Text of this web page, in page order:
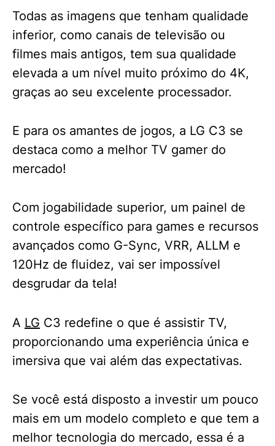
Todas as imagens que tenham qualidade
inferior, como canais de televisão ou
filmes mais antigos, tem sua qualidade
elevada a um nível muito próximo do 4K,
graças ao seu excelente processador.
E para os amantes de jogos, a LG C3 se
destaca como a melhor TV gamer do
mercado!
Com jogabilidade superior, um painel de
controle específico para games e recursos
avançados como G-Sync, VRR, ALLM e
120Hz de fluidez, vai ser impossível
desgrudar da tela!
A LG C3 redefine o que é assistir TV,
proporcionando uma experiência única e
imersiva que vai além das expectativas.
Se você está disposto a investir um pouco
mais em um modelo completo e que tem a
melhor tecnologia do mercado, essa é a